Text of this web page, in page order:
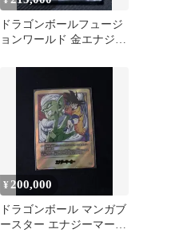
ドラゴンボールフュージ
ョンワールド 金エナジー
¥ 200,000
ドラゴンボール マンガブ
ースター エナジーマーカ